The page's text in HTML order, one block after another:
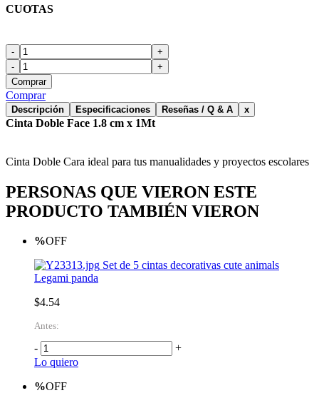
CUOTAS
-
+
-
+
Comprar
Comprar
Descripción Especificaciones Reseñas / Q & A x
Cinta Doble Face 1.8 cm x 1Mt
Cinta Doble Cara ideal para tus manualidades y proyectos escolares
PERSONAS QUE VIERON ESTE
PRODUCTO TAMBIÉN VIERON
%OFF
Set de 5 cintas decorativas cute animals
Legami panda
$4.54
Antes:
-
+
Lo quiero
%OFF